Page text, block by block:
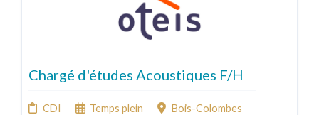
Chargé d'études Acoustiques F/H
CDI Temps plein Bois-Colombes